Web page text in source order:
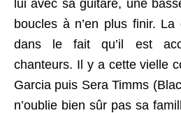
lui avec sa guitare, une
boucles à n’en plus finir.
dans le fait qu’il est
chanteurs. Il y a cette vielle
Garcia puis Sera Timms
n’oublie bien sûr pas sa